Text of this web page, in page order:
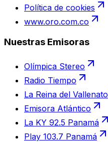
Política de cookies
www.oro.com.co
Nuestras Emisoras
Olímpica Stereo
Radio Tiempo
La Reina del Vallenato
Emisora Atlántico
La KY 92.5 Panamá
Play 103.7 Panamá